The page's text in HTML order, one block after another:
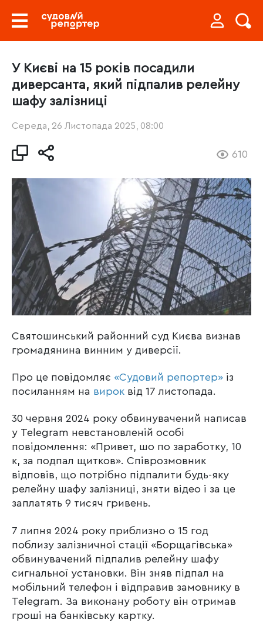
У Києві на 15 років посадили
диверсанта, який підпалив релейну
шафу залізниці
Середа, 26 Листопада 2025, 08:00
610
Святошинський районний суд Києва визнав
громадянина винним у диверсії.
Про це повідомляє «Судовий репортер» із
посиланням на вирок від 17 листопада.
30 червня 2024 року обвинувачений написав
у Telegram невстановленій особі
повідомлення: «Привет, шо по заработку, 10
к, за подпал щитков». Співрозмовник
відповів, що потрібно підпалити будь-яку
релейну шафу залізниці, зняти відео і за це
заплатять 9 тисяч гривень.
7 липня 2024 року приблизно о 15 год
поблизу залізничної стації «Борщагівська»
обвинувачений підпалив релейну шафу
сигнальної установки. Він зняв підпал на
мобільний телефон і відправив замовнику в
Telegram. За виконану роботу він отримав
гроші на банківську картку.